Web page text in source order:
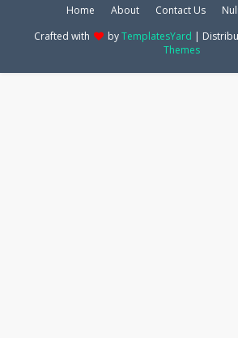
Home About Contact Us
Crafted with
byTemplatesYard |
Themes